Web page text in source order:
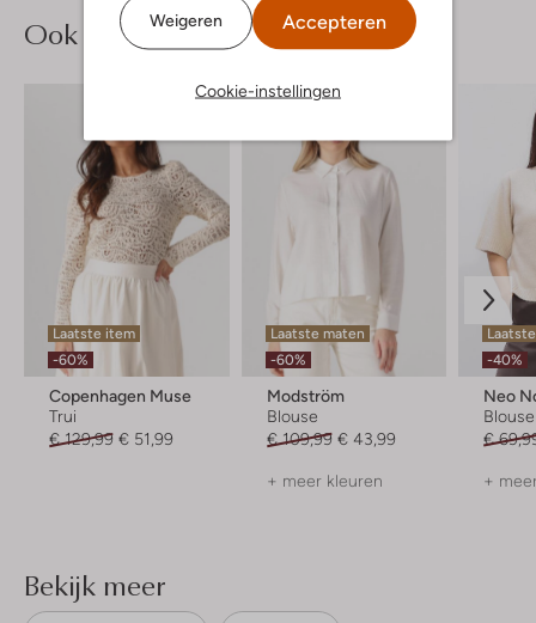
Weigeren Accepteren
Cookie-instellingen
Ook iets voor jou?
Laatste item
-60%
Copenhagen Muse
Trui
€ 129,99 € 51,99
Laatste maten
-60%
Modström
Blouse
€ 109,99 € 43,99
+ meer kleuren
-40%
Neo
Blouse
€
+
Bekijk meer